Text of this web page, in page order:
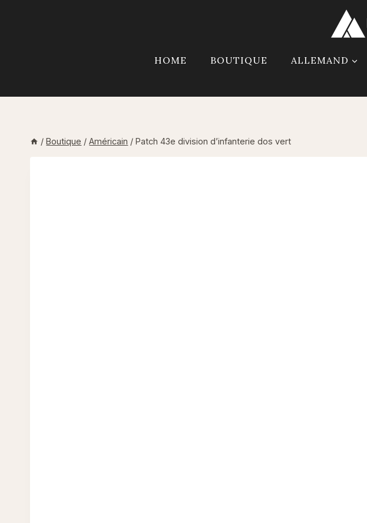
HOME BOUTIQUE ALLEMAND
/ Boutique / Américain / Patch 43e division d’infanterie dos vert